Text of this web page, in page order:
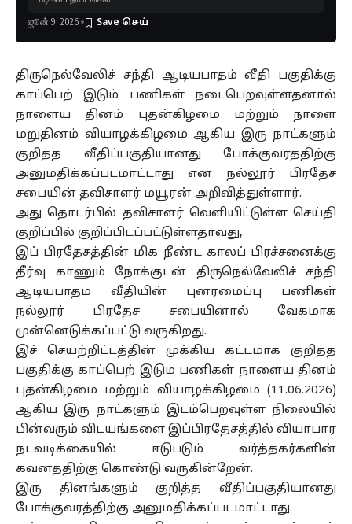
ஜூன் 9, 2026
திருநெல்வேலிச் சந்தி ஆடியபாதம் வீதி பகுதிக்கு
காப்பெற் இடும் பணிகள் நடைபெறவுள்ளதனால்
நாளைய தினம் புதன்கிழமை மற்றும் நாளை
மறுதினம் வியாழக்கிழமை ஆகிய இரு நாட்களும்
குறித்த வீதிப்பகுதியானது போக்குவரத்திற்கு
அனுமதிக்கப்படமாட்டாது என நல்லூர் பிரதேச
சபையின் தவிசாளர் மயூரன் அறிவித்துள்ளார்.
அது தொடர்பில் தவிசாளர் வெளியிட்டுள்ள செய்தி
குறிப்பில் குறிப்பிடப்பட்டுள்ளதாவது,
இப் பிரதேசத்தின் மிக நீண்ட காலப் பிரச்சனைக்கு
தீர்வு காணும் நோக்குடன் திருநெல்வேலிச் சந்தி
ஆடியபாதம் வீதியின் புனரமைப்பு பணிகள்
நல்லூர் பிரதேச சபையினால் வேகமாக
முன்னெடுக்கப்பட்டு வருகிறது.
இச் செயற்றிட்டத்தின் முக்கிய கட்டமாக குறித்த
பகுதிக்கு காப்பெற் இடும் பணிகள் நாளைய தினம்
புதன்கிழமை மற்றும் வியாழக்கிழமை (11.06.2026)
ஆகிய இரு நாட்களும் இடம்பெறவுள்ள நிலையில்
பின்வரும் விடயங்களை இப்பிரதேசத்தில் வியாபார
நடவடிக்கையில் ஈடுபடும் வர்த்தகர்களின்
கவனத்திற்கு கொண்டு வருகின்றேன்.
இரு தினங்களும் குறித்த வீதிப்பகுதியானது
போக்குவரத்திற்கு அனுமதிக்கப்படமாட்டாது.